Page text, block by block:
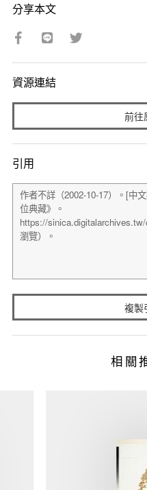
分享本文
資源連結
前往
引用
複製
相關